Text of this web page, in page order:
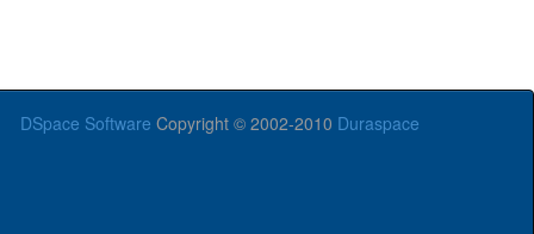
DSpace Software Copyright © 2002-2010 Duraspace